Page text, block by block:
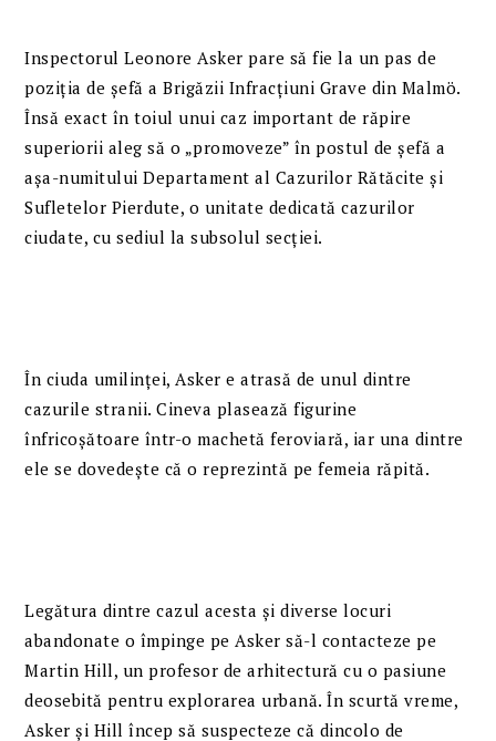
Inspectorul Leonore Asker pare să fie la un pas de
poziția de șefă a Brigăzii Infracțiuni Grave din Malmö.
Însă exact în toiul unui caz important de răpire
superiorii aleg să o „promoveze” în postul de șefă a
așa-numitului Departament al Cazurilor Rătăcite și
Sufletelor Pierdute, o unitate dedicată cazurilor
ciudate, cu sediul la subsolul secției.
În ciuda umilinței, Asker e atrasă de unul dintre
cazurile stranii. Cineva plasează figurine
înfricoșătoare într-o machetă feroviară, iar una dintre
ele se dovedește că o reprezintă pe femeia răpită.
Legătura dintre cazul acesta și diverse locuri
abandonate o împinge pe Asker să-l contacteze pe
Martin Hill, un profesor de arhitectură cu o pasiune
deosebită pentru explorarea urbană. În scurtă vreme,
Asker și Hill încep să suspecteze că dincolo de